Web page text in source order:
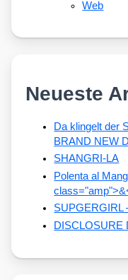
Web
Neueste
Da klingelt der
BRAND NEW
SHANGRI-LA
Polenta al
SUPGERGIRL
DISCLOSURE